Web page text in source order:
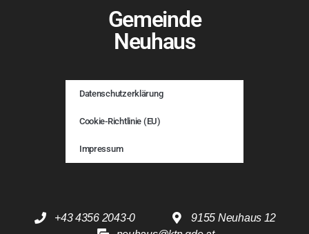
Gemeinde
Neuhaus
Datenschutzerklärung
Cookie-Richtlinie (EU)
Impressum
+43 4356 2043-0
9155 Neuhaus 12